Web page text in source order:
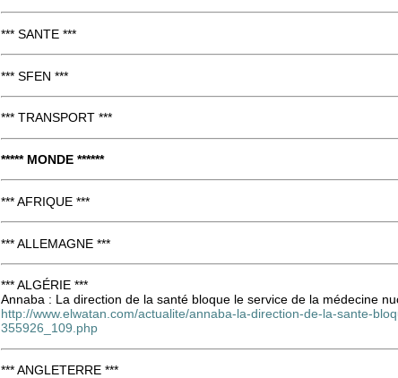
*** SANTE ***
*** SFEN ***
*** TRANSPORT ***
***** MONDE ******
*** AFRIQUE ***
*** ALLEMAGNE ***
*** ALGÉRIE ***
Annaba : La direction de la santé bloque le service de la médecine
http://www.elwatan.com/actualite/annaba-la-direction-de-la-sante-
355926_109.php
*** ANGLETERRE ***